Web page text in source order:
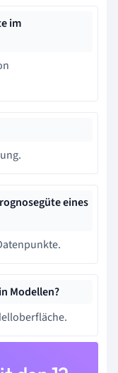
im
eines
Modellen?